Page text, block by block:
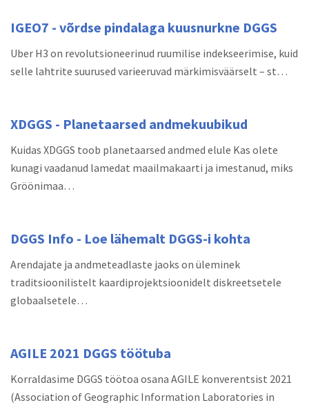
IGEO7 - võrdse pindalaga kuusnurkne DGGS
Uber H3 on revolutsioneerinud ruumilise indekseerimise, kuid
selle lahtrite suurused varieeruvad märkimisväärselt – st…
XDGGS - Planetaarsed andmekuubikud
Kuidas XDGGS toob planetaarsed andmed elule Kas olete
kunagi vaadanud lamedat maailmakaarti ja imestanud, miks
Gröönimaa…
DGGS Info - Loe lähemalt DGGS-i kohta
Arendajate ja andmeteadlaste jaoks on üleminek
traditsioonilistelt kaardiprojektsioonidelt diskreetsetele
globaalsetele…
AGILE 2021 DGGS töötuba
Korraldasime DGGS töötoa osana AGILE konverentsist 2021
(Association of Geographic Information Laboratories in